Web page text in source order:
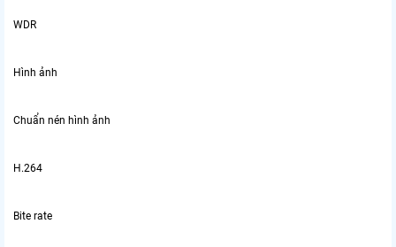
WDR
Hình ảnh
Chuẩn nén hình ảnh
H.264
Bite rate